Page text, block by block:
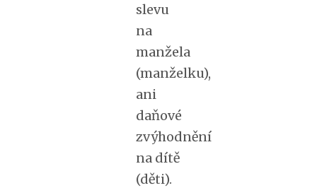
slevu
na
manžela
(manželku),
ani
daňové
zvýhodnění
na dítě
(děti).